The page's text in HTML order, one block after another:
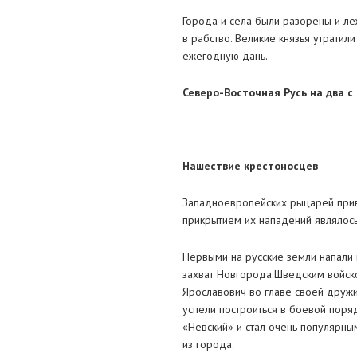
Города и села были разорены и
в рабство. Великие князья
ежегодную дань.
Северо-Восточная Русь на два
Нашествие крестоносцев
Западноевропейских рыцарей
прикрытием их нападений
Первыми на русские земли
захват Новгорода.Шведским
Ярославович во главе своей
успели построиться в боевой
«Невский» и стал очень
из города.